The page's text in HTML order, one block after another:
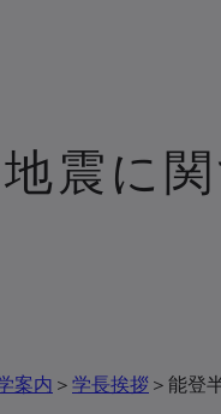
震に
案内 学長挨拶 能登